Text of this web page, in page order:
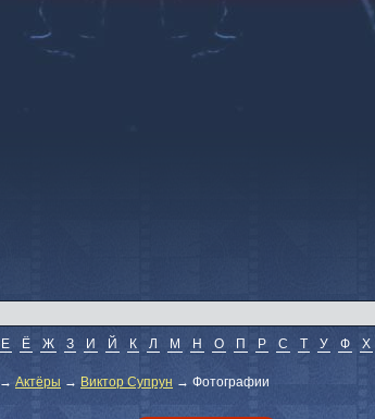
Е Ё Ж З И Й К Л М Н О П Р С Т У Ф Х
→ Актёры → Виктор Супрун → Фотографии